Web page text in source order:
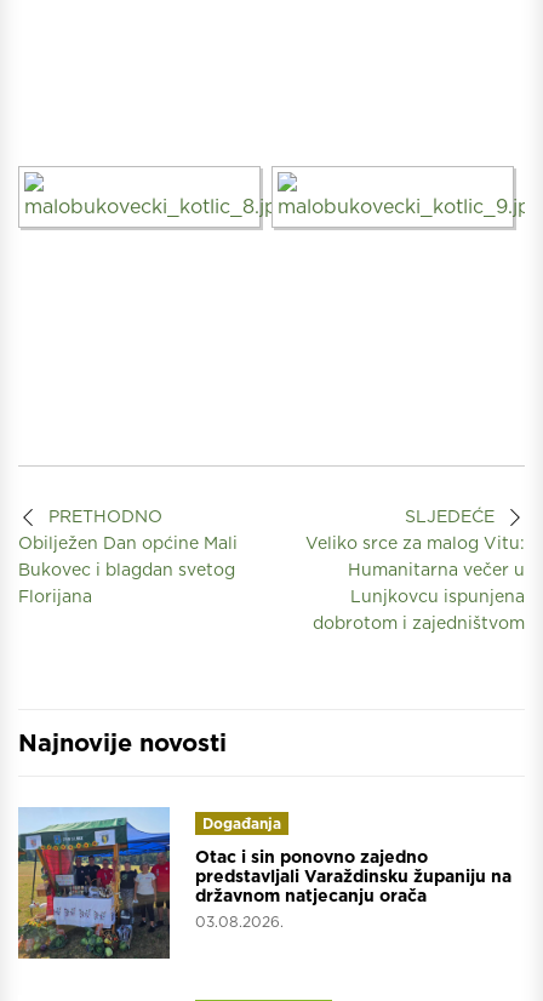
PRETHODNO
Obilježen Dan općine Mali
Bukovec i blagdan svetog
Florijana
SLJEDEĆE
Veliko srce za malog Vitu:
Humanitarna večer u
Lunjkovcu ispunjena
dobrotom i zajedništvom
Najnovije novosti
Događanja
Otac i sin ponovno zajedno
predstavljali Varaždinsku županiju na
državnom natjecanju orača
03.08.2026.